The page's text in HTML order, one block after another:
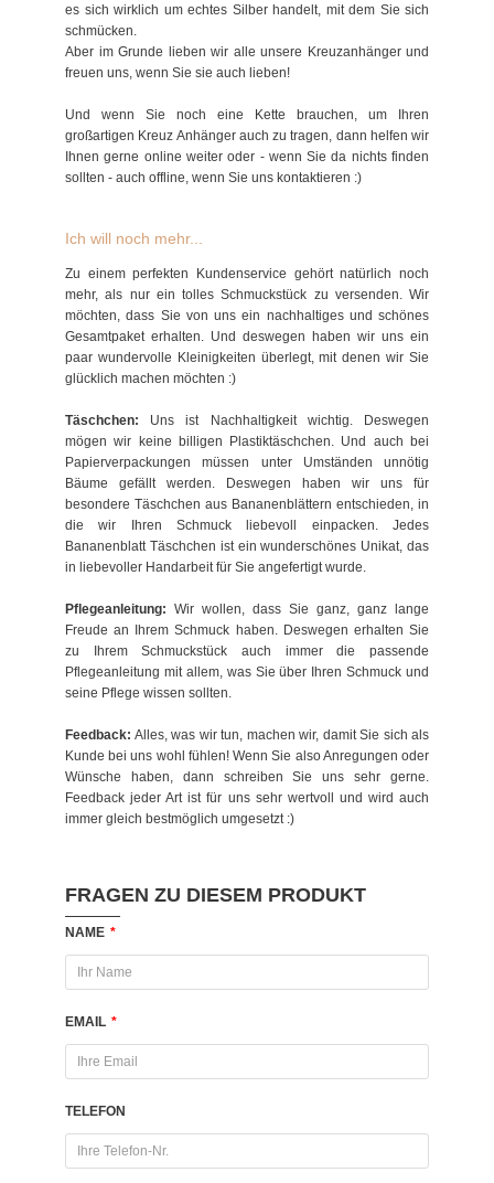
FRAGEN ZU DIESEM PRODUKT
NAME *
EMAIL *
TELEFON
es sich wirklich um echtes Silber handelt, mit dem Sie sich
schmücken.
Aber im Grunde lieben wir alle unsere Kreuzanhänger und
freuen uns, wenn Sie sie auch lieben!
Und wenn Sie noch eine Kette brauchen, um Ihren
großartigen Kreuz Anhänger auch zu tragen, dann helfen wir
Ihnen gerne online weiter oder - wenn Sie da nichts finden
sollten - auch offline, wenn Sie uns kontaktieren :)
Ich will noch mehr...
Zu einem perfekten Kundenservice gehört natürlich noch
mehr, als nur ein tolles Schmuckstück zu versenden. Wir
möchten, dass Sie von uns ein nachhaltiges und schönes
Gesamtpaket erhalten. Und deswegen haben wir uns ein
paar wundervolle Kleinigkeiten überlegt, mit denen wir Sie
glücklich machen möchten :)
Täschchen: Uns ist Nachhaltigkeit wichtig. Deswegen
mögen wir keine billigen Plastiktäschchen. Und auch bei
Papierverpackungen müssen unter Umständen unnötig
Bäume gefällt werden. Deswegen haben wir uns für
besondere Täschchen aus Bananenblättern entschieden, in
die wir Ihren Schmuck liebevoll einpacken. Jedes
Bananenblatt Täschchen ist ein wunderschönes Unikat, das
in liebevoller Handarbeit für Sie angefertigt wurde.
Pflegeanleitung: Wir wollen, dass Sie ganz, ganz lange
Freude an Ihrem Schmuck haben. Deswegen erhalten Sie
zu Ihrem Schmuckstück auch immer die passende
Pflegeanleitung mit allem, was Sie über Ihren Schmuck und
seine Pflege wissen sollten.
Feedback: Alles, was wir tun, machen wir, damit Sie sich als
Kunde bei uns wohl fühlen! Wenn Sie also Anregungen oder
Wünsche haben, dann schreiben Sie uns sehr gerne.
Feedback jeder Art ist für uns sehr wertvoll und wird auch
immer gleich bestmöglich umgesetzt :)